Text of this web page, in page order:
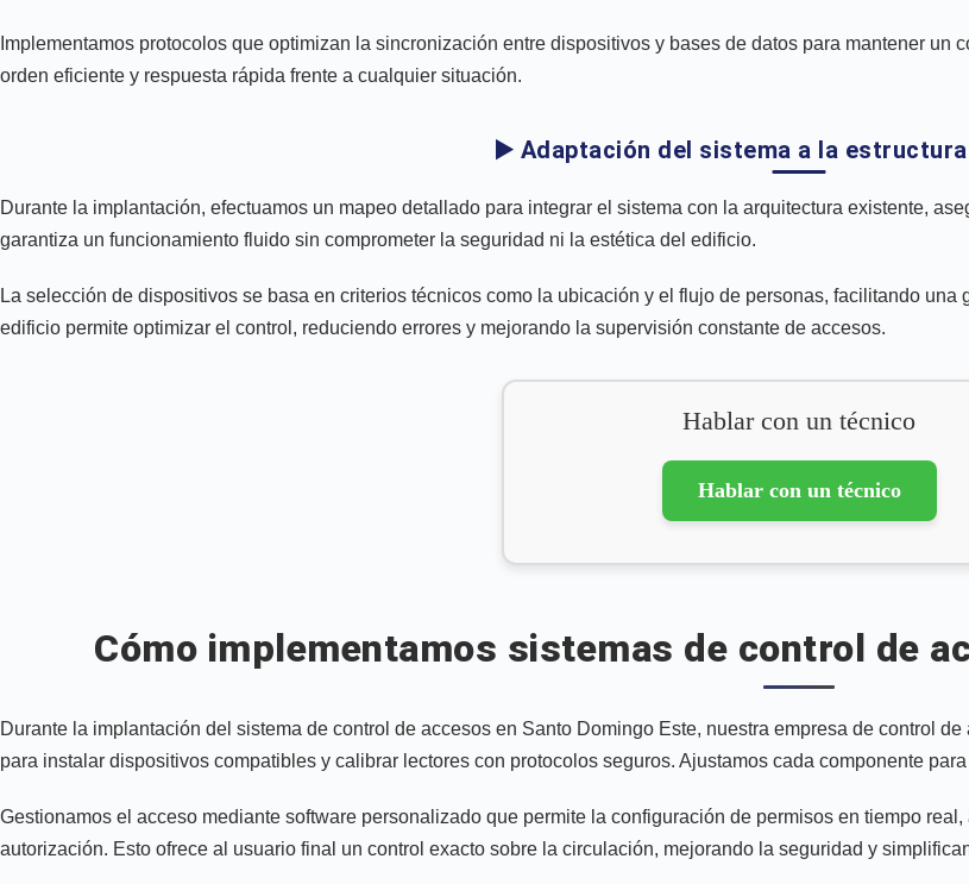
Implementamos protocolos que optimizan la sincronización entre dispositivos y bases de datos para mantener
orden eficiente y respuesta rápida frente a cualquier situación.
▶️ Adaptación del sistema a la
Durante la implantación, efectuamos un mapeo detallado para integrar el sistema con la arquitectura existente,
garantiza un funcionamiento fluido sin comprometer la seguridad ni la estética del edificio.
La selección de dispositivos se basa en criterios técnicos como la ubicación y el flujo de personas, facilitando
edificio permite optimizar el control, reduciendo errores y mejorando la supervisión constante de accesos.
Hablar con un técnico
Hablar con un técnico
Cómo implementamos sistemas de control de
Durante la implantación del sistema de control de accesos en Santo Domingo Este, nuestra empresa de control
para instalar dispositivos compatibles y calibrar lectores con protocolos seguros. Ajustamos cada componente
Gestionamos el acceso mediante software personalizado que permite la configuración de permisos en tiempo
autorización. Esto ofrece al usuario final un control exacto sobre la circulación, mejorando la seguridad y